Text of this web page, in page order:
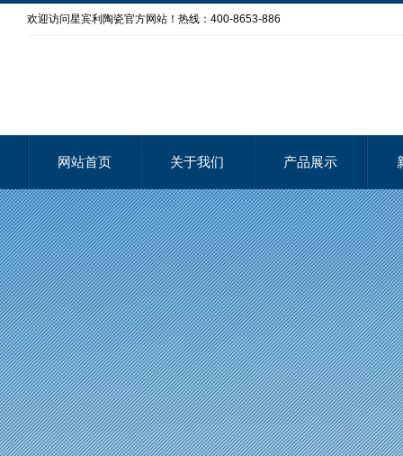
欢迎访问星宾利陶瓷官方网站！热线：400-8653-886
网站首页 关于我们 产品展示